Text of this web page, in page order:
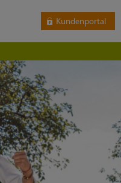
Kundenportal